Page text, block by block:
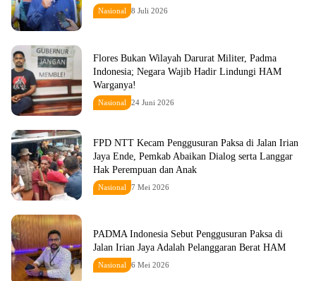
Nasional 8 Juli 2026
Flores Bukan Wilayah Darurat Militer, Padma
Indonesia; Negara Wajib Hadir Lindungi HAM
Warganya!
Nasional 24 Juni 2026
FPD NTT Kecam Penggusuran Paksa di Jalan Irian
Jaya Ende, Pemkab Abaikan Dialog serta Langgar
Hak Perempuan dan Anak
Nasional 7 Mei 2026
PADMA Indonesia Sebut Penggusuran Paksa di
Jalan Irian Jaya Adalah Pelanggaran Berat HAM
Nasional 6 Mei 2026